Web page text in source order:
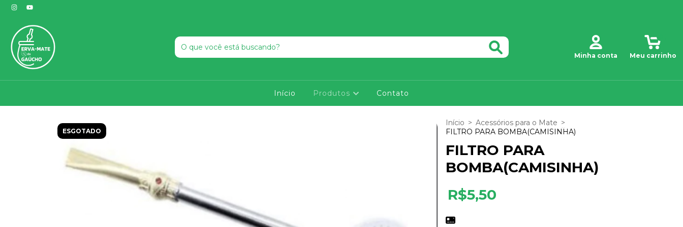
Minha conta Meu carrinho
Início Produtos Contato
ESGOTADO
Início > Acessórios para o Mate >
FILTRO PARA BOMBA(CAMISINHA)
FILTRO PARA
BOMBA(CAMISINHA)
R$5,50